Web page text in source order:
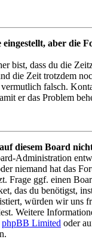
eingestellt, aber die
bist, dass du die
die Zeit trotzdem
falsch.
er das Problem
diesem Board
Administration
niemand hat das
Frage ggf. einen
das du benötigst,
würden wir uns
Weitere
phpBB Limited oder